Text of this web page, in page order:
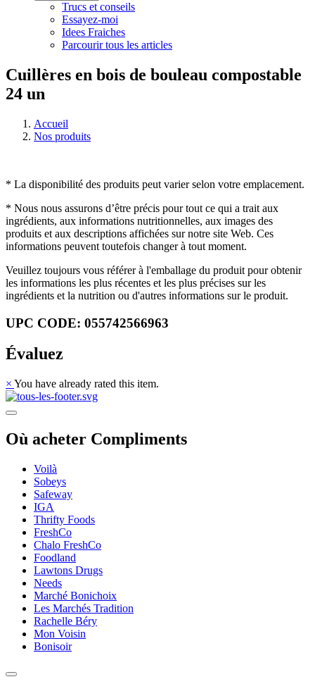
Trucs et conseils
Essayez-moi
Idees Fraiches
Parcourir tous les articles
Cuillères en bois de bouleau compostable
24 un
Accueil
Nos produits
* La disponibilité des produits peut varier selon votre emplacement.
* Nous nous assurons d’être précis pour tout ce qui a trait aux
ingrédients, aux informations nutritionnelles, aux images des
produits et aux descriptions affichées sur notre site Web. Ces
informations peuvent toutefois changer à tout moment.
Veuillez toujours vous référer à l'emballage du produit pour obtenir
les informations les plus récentes et les plus précises sur les
ingrédients et la nutrition ou d'autres informations sur le produit.
UPC CODE: 055742566963
Évaluez
× You have already rated this item.
Où acheter Compliments
Voilà
Sobeys
Safeway
IGA
Thrifty Foods
FreshCo
Chalo FreshCo
Foodland
Lawtons Drugs
Needs
Marché Bonichoix
Les Marchés Tradition
Rachelle Béry
Mon Voisin
Bonisoir